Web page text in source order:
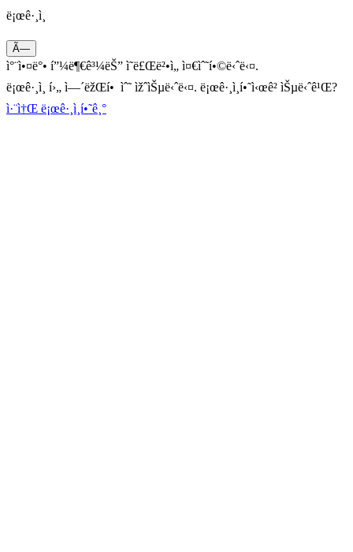
ë¡œê·¸ì¸
Ã—
ì°¨ì•¤ë°• í”¼ë¶€ê³¼ëŠ” ì˜ë£Œë²•ì„ ì¤€ìˆ˜í•©ë‹ˆë‹¤.
ë¡œê·¸ì¸ í›„ ì—´ëžŒí• ìˆ˜ ìžˆìŠµë‹ˆë‹¤. ë¡œê·¸ì¸í•˜ì‹œê² ìŠµë‹ˆê¹Œ?
ì·¨ì†Œ ë¡œê·¸ì¸í•˜ê¸°